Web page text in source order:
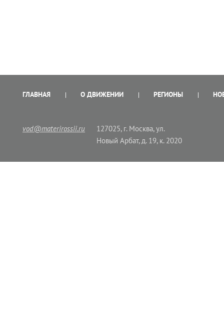
ГЛАВНАЯ О ДВИЖЕНИИ РЕГИОНЫ
vod@materirossii.ru
127025, г. Москва, ул.
Новый Арбат, д. 19, к. 2020